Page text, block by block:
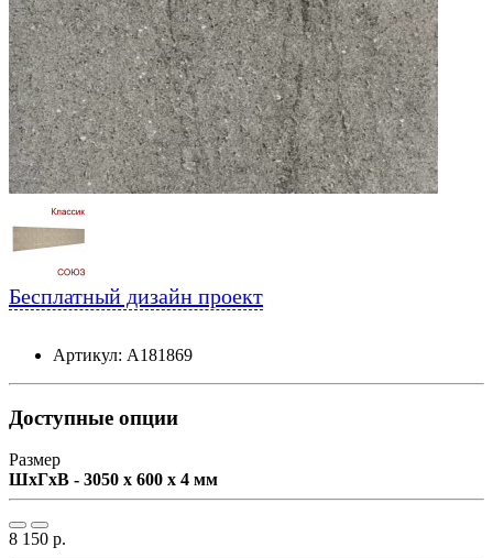
Бесплатный дизайн проект
Артикул: А181869
Доступные опции
Размер
ШxГxВ - 3050 x 600 x 4 мм
8 150 р.